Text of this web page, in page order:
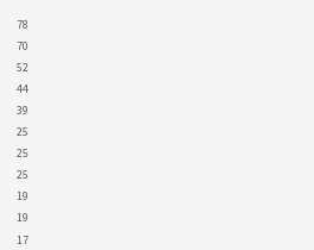
78
70
52
44
39
25
25
25
19
19
17